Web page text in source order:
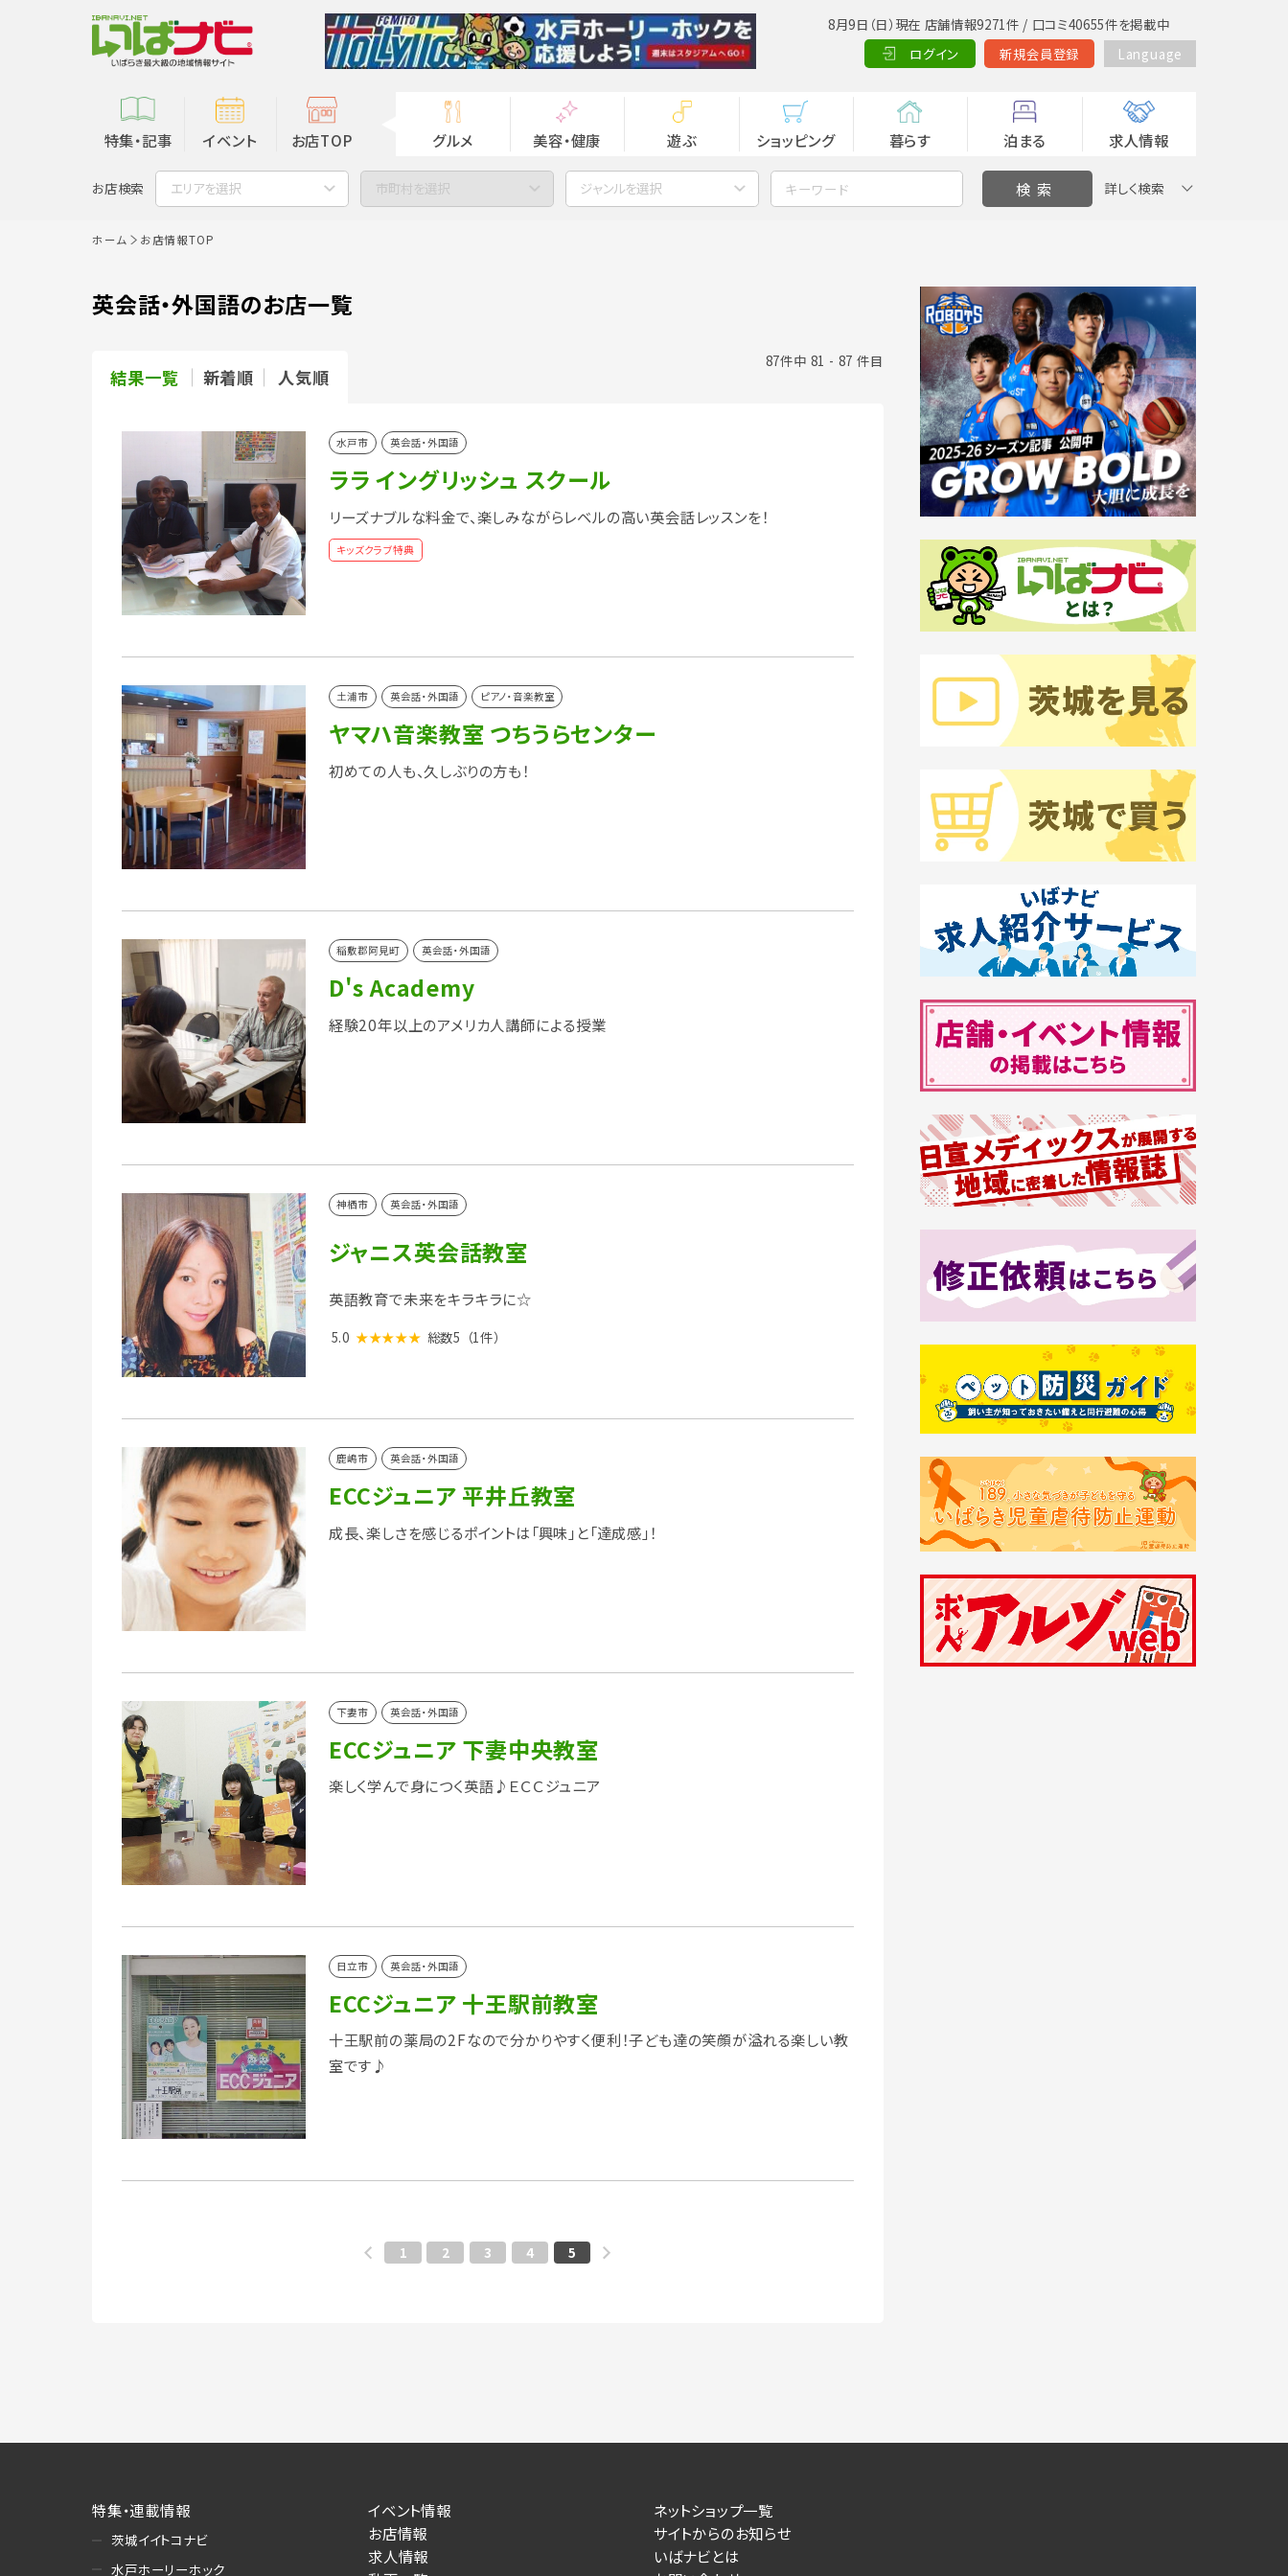
8月9日（日）現在 店舗情報9271件 / 口コミ40655件を掲載中
ログイン
新規会員登録 Language
特集・記事 イベント お店TOP グルメ 美容・健康 遊ぶ ショッピング 暮らす 泊まる 求人情報
お店検索 エリアを選択 市町村を選択 ジャンルを選択 詳しく検索
ホーム お店情報TOP
英会話・外国語のお店一覧
結果一覧 新着順 人気順
87件中 81 - 87 件目
水戸市 英会話・外国語
ララ イングリッシュ スクール
リーズナブルな料金で、楽しみながらレベルの高い英会話レッスンを！
キッズクラブ特典
土浦市 英会話・外国語 ピアノ・音楽教室
ヤマハ音楽教室 つちうらセンター
初めての人も、久しぶりの方も！
稲敷郡阿見町 英会話・外国語
D's Academy
経験20年以上のアメリカ人講師による授業
神栖市 英会話・外国語
ジャニス英会話教室
英語教育で未来をキラキラに☆
5.0 ★★★★★ 総数5 （1件）
鹿嶋市 英会話・外国語
ECCジュニア 平井丘教室
成長、楽しさを感じるポイントは「興味」と「達成感」！
下妻市 英会話・外国語
ECCジュニア 下妻中央教室
楽しく学んで身につく英語♪ＥＣＣジュニア
日立市 英会話・外国語
ECCジュニア 十王駅前教室
十王駅前の薬局の2Fなので分かりやすく便利！子ども達の笑顔が溢れる楽しい教
室です♪
1 2 3 4 5
特集・連載情報
茨城イイトコナビ
水戸ホーリーホック
イベント情報
お店情報
求人情報
ネットショップ一覧
サイトからのお知らせ
いばナビとは